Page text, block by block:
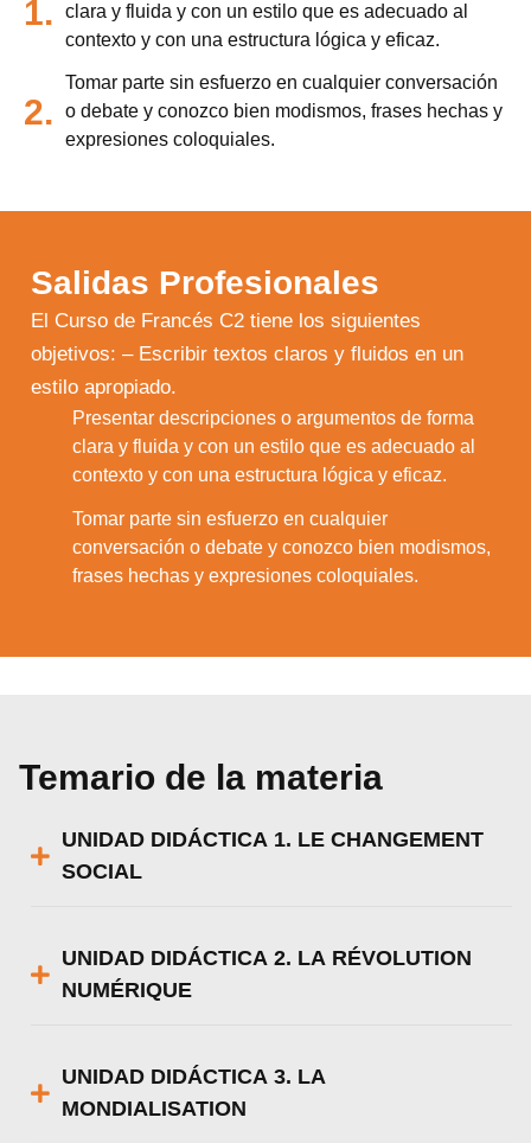
1.
clara y fluida y con un estilo que es adecuado al
contexto y con una estructura lógica y eficaz.
2.
Tomar parte sin esfuerzo en cualquier conversación
o debate y conozco bien modismos, frases hechas y
expresiones coloquiales.
Salidas Profesionales
El Curso de Francés C2 tiene los siguientes
objetivos: – Escribir textos claros y fluidos en un
estilo apropiado.
Presentar descripciones o argumentos de forma
clara y fluida y con un estilo que es adecuado al
contexto y con una estructura lógica y eficaz.
Tomar parte sin esfuerzo en cualquier
conversación o debate y conozco bien modismos,
frases hechas y expresiones coloquiales.
Temario de la materia
UNIDAD DIDÁCTICA 1. LE CHANGEMENT
SOCIAL
UNIDAD DIDÁCTICA 2. LA RÉVOLUTION
NUMÉRIQUE
UNIDAD DIDÁCTICA 3. LA
MONDIALISATION
Utilizamos cookies para ofrecerte la mejor
experiencia en nuestra web.
Puedes aprender más sobre qué cookies
utilizamos o desactivarlas en losajustes.
Rechazar
Configurar